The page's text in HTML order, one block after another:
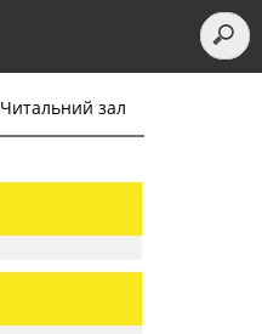
Читальний зал